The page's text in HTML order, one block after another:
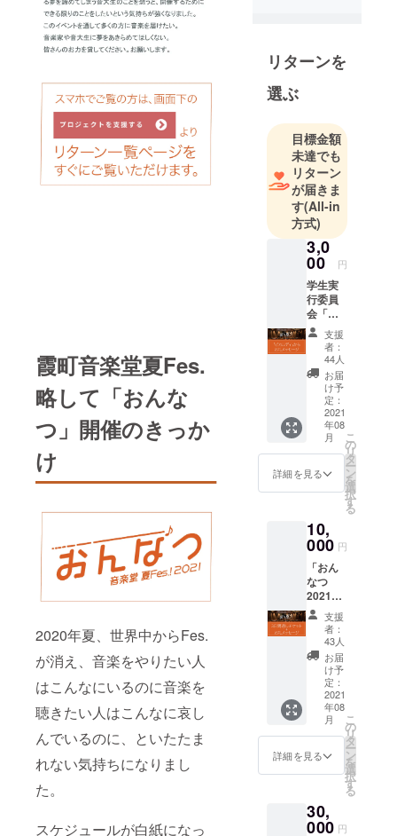
霞町音楽堂夏Fes.
略して「おんな
つ」開催のきっか
け
2020年夏、世界中からFes.
が消え、音楽をやりたい人
はこんなにいるのに音楽を
聴きたい人はこんなに哀し
んでいるのに、といたたま
れない気持ちになりまし
た。
スケジュールが白紙になっ
ました。
音楽で人の
心を癒した
い。
そんな思い
で、クラ
シック史上
初24時間音
楽配信
霞町音楽堂
夏Fes.略し
て「おんな
つ」は始ま
りました。
そして。
今年は8月
19.20.21に
開催決定致
しました‼️
客入れと配
信のハイブ
リッドです
🤗
の音楽家の
コンサート
をお届けし
ます🎵✨
(出演者は7月
発表予定)
今年のテー
「夢を諦め
ない夏」
コロナ禍で
夢を諦めそ
うになって
を始め、ア
マチュア音
リターンを
選ぶ
目標金額
未達でも
リターン
が届きま
す(All-in
方式)
3,0
00 円
学生実
行委員
会「ピ
カル
ディ」
からの
お礼
メッ
セージ
※同時に
音大生3
名に
「おん
なつ
2021」
ケット
が寄贈
されま
す
支援
者：
44人
お届
け予
定：
2021
年08
月
詳細を見る
こ
の
リ
タ
ー
ン
を
選
択
す
る
10,
000 円
「おん
なつ
2021」
の3日間
通し配
信視聴
チケッ
ト＋学
生実行
委員会
「ピカ
ディ」
からの
お礼
配信チ
ケット
支援
者：
43人
お届
け予
定：
2021
年08
月
詳細を見る
こ
の
リ
タ
ー
ン
を
選
択
す
る
30,
000 円